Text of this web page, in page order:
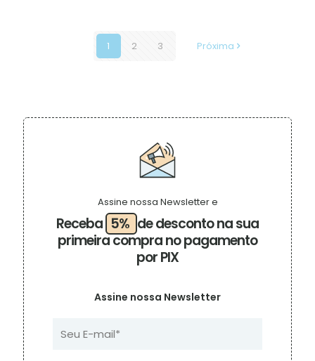
1 2 3 Próxima
Receba 5% de desconto na sua
primeira compra no pagamento
por PIX
Assine nossa Newsletter e
Assine nossa Newsletter